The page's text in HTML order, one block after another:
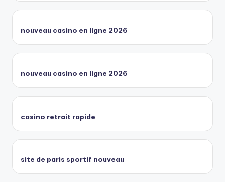
nouveau casino en ligne 2026
nouveau casino en ligne 2026
casino retrait rapide
site de paris sportif nouveau